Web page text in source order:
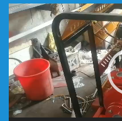
Trình
chơi
Video